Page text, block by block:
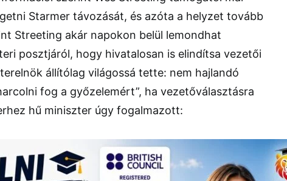
Starmer távozását, és azóta a helyzet tovább
Streeting akár napokon belül lemondhat
posztjáról, hogy hivatalosan is elindítsa vezetői
állítólag világossá tette: nem hajlandó
fog a győzelemért”, ha vezetőválasztásra
hű miniszter úgy fogalmazott: